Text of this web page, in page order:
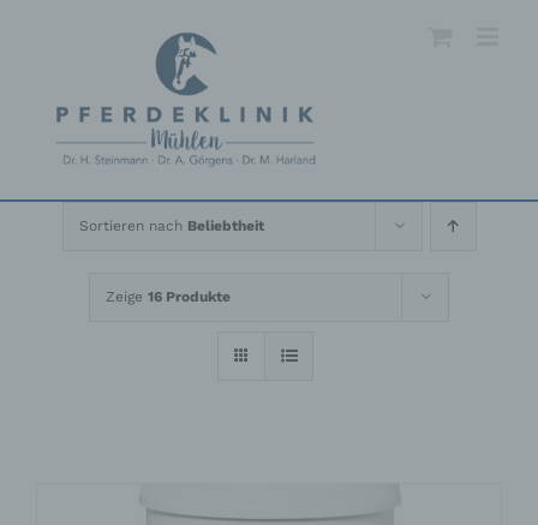
Sortieren nach Beliebtheit
Zeige 16 Produkte